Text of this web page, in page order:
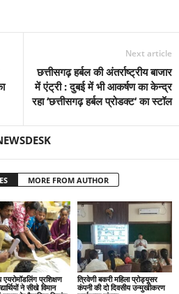
Next article
छत्तीसगढ़ हर्बल की अंतर्राष्ट्रीय बाजार
में एंट्री : दुबई में भी आकर्षण का केन्द्र
रहा ‘छत्तीसगढ़ हर्बल प्रोडक्ट‘ का स्टॉल
MORE FROM AUTHOR
एयरोमॉडलिंग प्रशिक्षण
ने सीखे विमान
त्रिवेणी बकरी महिला प्रोड्यूसर
कंपनी की दो दिवसीय उन्मुखीकरण